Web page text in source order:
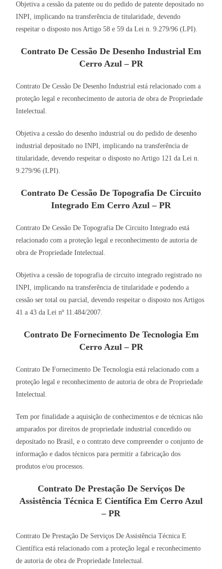
Objetiva a cessão da patente ou do pedido de patente depositado no
INPI, implicando na transferência de titularidade, devendo
respeitar o disposto nos Artigo 58 e 59 da Lei n. 9.279/96 (LPI).
Contrato De Cessão De Desenho Industrial Em
Cerro Azul – PR
Contrato De Cessão De Desenho Industrial está relacionado com a
proteção legal e reconhecimento de autoria de obra de Propriedade
Intelectual.
Objetiva a cessão do desenho industrial ou do pedido de desenho
industrial depositado no INPI, implicando na transferência de
titularidade, devendo respeitar o disposto no Artigo 121 da Lei n.
9.279/96 (LPI).
Contrato De Cessão De Topografia De Circuito
Integrado Em Cerro Azul – PR
Contrato De Cessão De Topografia De Circuito Integrado está
relacionado com a proteção legal e reconhecimento de autoria de
obra de Propriedade Intelectual.
Objetiva a cessão de topografia de circuito integrado registrado no
INPI, implicando na transferência de titularidade e podendo a
cessão ser total ou parcial, devendo respeitar o disposto nos Artigos
41 a 43 da Lei nº 11.484/2007.
Contrato De Fornecimento De Tecnologia Em
Cerro Azul – PR
Contrato De Fornecimento De Tecnologia está relacionado com a
proteção legal e reconhecimento de autoria de obra de Propriedade
Intelectual.
Tem por finalidade a aquisição de conhecimentos e de técnicas não
amparados por direitos de propriedade industrial concedido ou
depositado no Brasil, e o contrato deve compreender o conjunto de
informação e dados técnicos para permitir a fabricação dos
produtos e/ou processos.
Contrato De Prestação De Serviços De
Assistência Técnica E Científica Em Cerro Azul
– PR
Contrato De Prestação De Serviços De Assistência Técnica E
Científica está relacionado com a proteção legal e reconhecimento
de autoria de obra de Propriedade Intelectual.